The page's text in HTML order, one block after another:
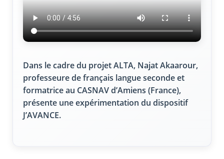
Dans le cadre du projet ALTA, Najat Akaarour,
professeure de français langue seconde et
formatrice au CASNAV d’Amiens (France),
présente une expérimentation du dispositif
J’AVANCE.